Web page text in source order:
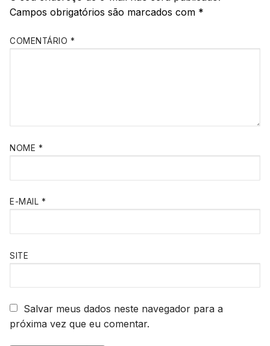
Campos obrigatórios são marcados com *
COMENTÁRIO *
NOME *
E-MAIL *
SITE
Salvar meus dados neste navegador para a
próxima vez que eu comentar.